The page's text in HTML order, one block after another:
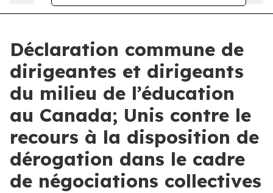
Déclaration commune de
dirigeantes et dirigeants
du milieu de l’éducation
au Canada; Unis contre le
recours à la disposition de
dérogation dans le cadre
de négociations collectives